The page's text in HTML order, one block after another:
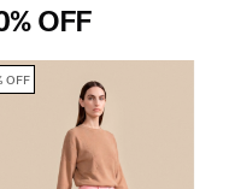
OFF
OFF